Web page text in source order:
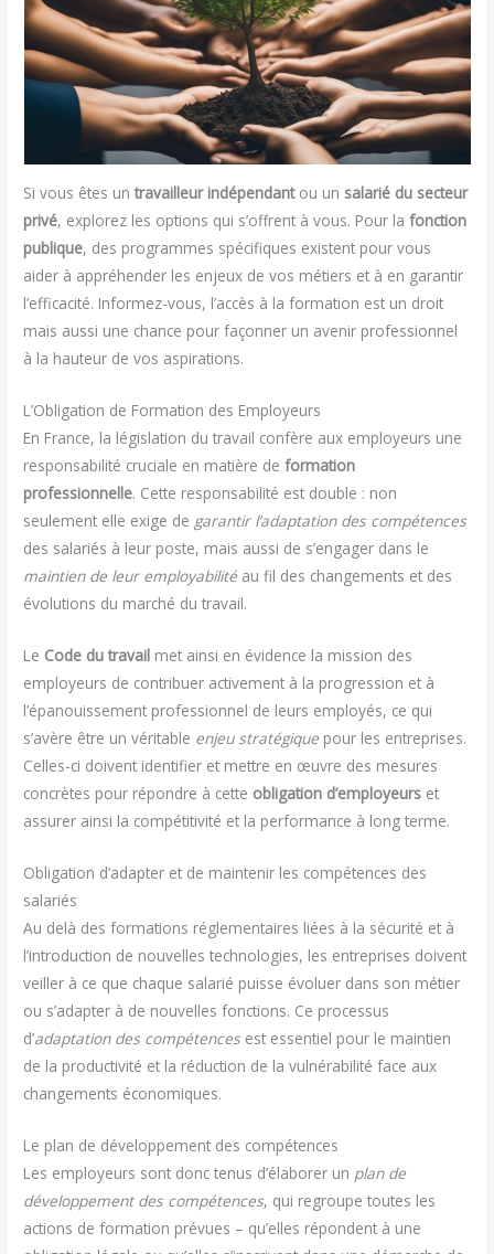
Si vous êtes untravailleur indépendantou un salarié du secteur
privé, explorez les options qui s’offrent à vous. Pour lafonction
publique, des programmes spécifiques existent pour vous
aider à appréhender les enjeux de vos métiers et à en garantir
l’efficacité. Informez-vous, l’accès à la formation est un droit
mais aussi une chance pour façonner un avenir professionnel
à la hauteur de vos aspirations.
L’Obligation de Formation des Employeurs
En France, la législation du travail confère aux employeurs une
responsabilité cruciale en matière deformation
professionnelle. Cette responsabilité est double : non
seulement elle exige de garantir l’adaptation des compétences
des salariés à leur poste, mais aussi de s’engager dans le
maintien de leur employabilité au fil des changements et des
évolutions du marché du travail.
Le Code du travail met ainsi en évidence la mission des
employeurs de contribuer activement à la progression et à
l’épanouissement professionnel de leurs employés, ce qui
s’avère être un véritable enjeu stratégique pour les entreprises.
Celles-ci doivent identifier et mettre en œuvre des mesures
concrètes pour répondre à cette obligation d’employeurs et
assurer ainsi la compétitivité et la performance à long terme.
Obligation d’adapter et de maintenir les compétences des
salariés
Au delà des formations réglementaires liées à la sécurité et à
l’introduction de nouvelles technologies, les entreprises doivent
veiller à ce que chaque salarié puisse évoluer dans son métier
ou s’adapter à de nouvelles fonctions. Ce processus
d’adaptation des compétencesest essentiel pour le maintien
de la productivité et la réduction de la vulnérabilité face aux
changements économiques.
Le plan de développement des compétences
Les employeurs sont donc tenus d’élaborer un plan de
développement des compétences, qui regroupe toutes les
actions de formation prévues – qu’elles répondent à une